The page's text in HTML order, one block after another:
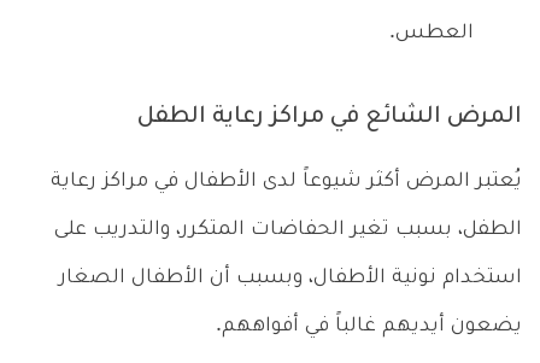
العطس.
المرض الشائع في مراكز رعاية الطفل
يُعتبر المرض أكثر شيوعاً لدى الأطفال في مراكز رعاية
الطفل، بسبب تغير الحفاضات المتكرر، والتدريب على
استخدام نونية الأطفال، وبسبب أن الأطفال الصغار
يضعون أيديهم غالباً في أفواههم.